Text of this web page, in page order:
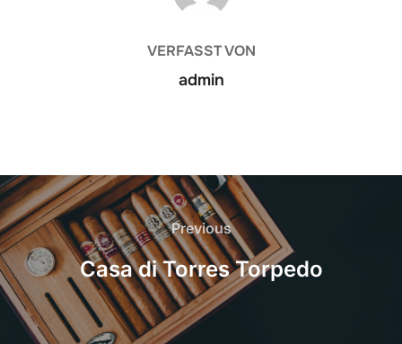
VERFASST VON
admin
Beitrags-
Navigation
Previous
Previous
Casa di Torres Torpedo